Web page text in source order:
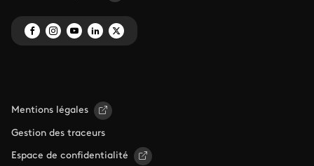
Mentions légales
Gestion des traceurs
Espace de confidentialité